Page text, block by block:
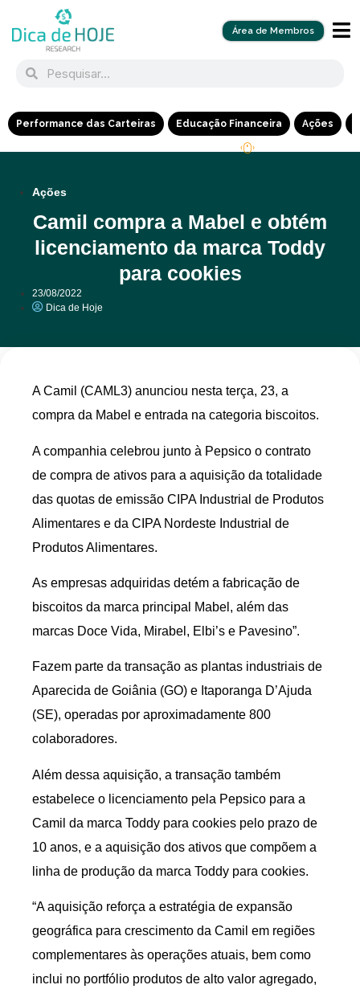
Área de Membros
Performance das Carteiras Educação Financeira Ações
Ações
Camil compra a Mabel e obtém
licenciamento da marca Toddy
para cookies
23/08/2022
Dica de Hoje
A Camil (CAML3) anunciou nesta terça, 23, a
compra da Mabel e entrada na categoria biscoitos.
A companhia celebrou junto à Pepsico o contrato
de compra de ativos para a aquisição da totalidade
das quotas de emissão CIPA Industrial de Produtos
Alimentares e da CIPA Nordeste Industrial de
Produtos Alimentares.
As empresas adquiridas detém a fabricação de
biscoitos da marca principal Mabel, além das
marcas Doce Vida, Mirabel, Elbi’s e Pavesino”.
Fazem parte da transação as plantas industriais de
Aparecida de Goiânia (GO) e Itaporanga D’Ajuda
(SE), operadas por aproximadamente 800
colaboradores.
Além dessa aquisição, a transação também
estabelece o licenciamento pela Pepsico para a
Camil da marca Toddy para cookies pelo prazo de
10 anos, e a aquisição dos ativos que compõem a
linha de produção da marca Toddy para cookies.
“A aquisição reforça a estratégia de expansão
geográfica para crescimento da Camil em regiões
complementares às operações atuais, bem como
inclui no portfólio produtos de alto valor agregado,